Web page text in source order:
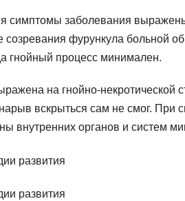
симптомы заболевания
созревания фурункула больной
гнойный процесс минимален.
на гнойно-некротической
вскрыться сам не смог. При
внутренних органов и систем